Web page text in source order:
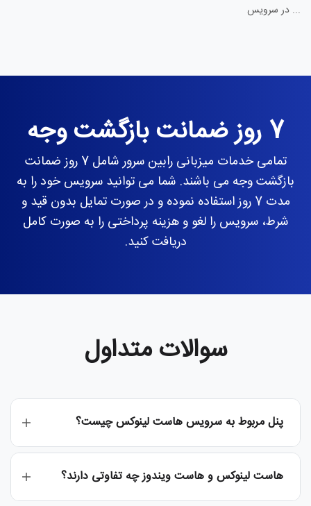
... در سرویس
7 روز ضمانت بازگشت وجه
تمامی خدمات میزبانی رابین سرور شامل 7 روز ضمانت
بازگشت وجه می باشند. شما می توانید سرویس خود را به
مدت 7 روز استفاده نموده و در صورت تمایل بدون قید و
شرط، سرویس را لغو و هزینه پرداختی را به صورت کامل
دریافت کنید.
سوالات متداول
پنل مربوط به سرویس هاست لینوکس چیست؟
هاست لینوکس و هاست ویندوز چه تفاوتی دارند؟